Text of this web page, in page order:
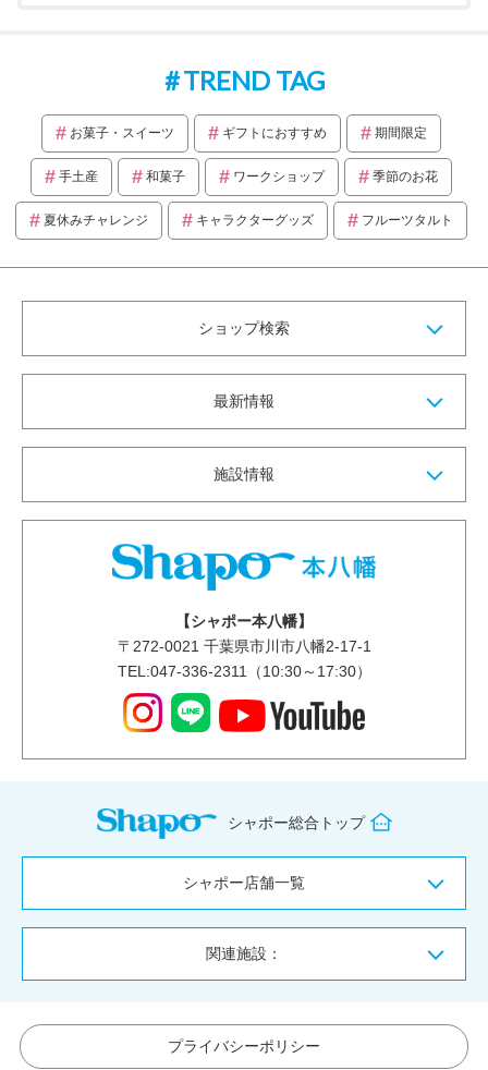
TREND TAG
お菓子・スイーツ ギフトにおすすめ 期間限定
手土産 和菓子 ワークショップ 季節のお花
夏休みチャレンジ キャラクターグッズ フルーツタルト
ショップ検索
最新情報
施設情報
【シャポー本八幡】
〒 272-0021 千葉県市川市八幡2-17-1
TEL:047-336-2311（10:30～17:30）
シャポー総合トップ
シャポー店舗一覧
関連施設：
プライバシーポリシー